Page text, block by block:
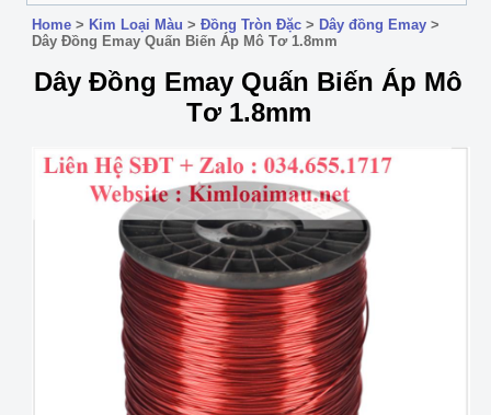
Home > Kim Loại Màu > Đồng Tròn Đặc > Dây đồng Emay >
Dây Đồng Emay Quấn Biến Áp Mô Tơ 1.8mm
Dây Đồng Emay Quấn Biến Áp Mô
Tơ 1.8mm